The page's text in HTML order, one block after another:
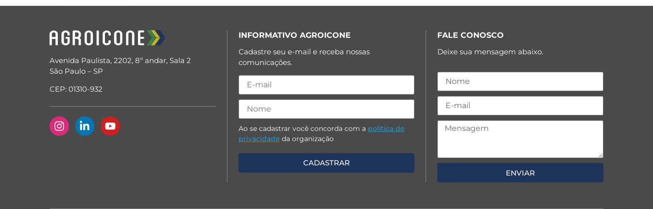
Avenida Paulista, 2202, 8º andar, Sala 2
São Paulo – SP
CEP: 01310-932
INFORMATIVO AGROICONE
Cadastre seu e-mail e receba nossas
comunicações.
Ao se cadastrar você concorda com a política de
privacidade da organização
FALE CONOSCO
Deixe sua mensagem abaixo.
ENVIAR